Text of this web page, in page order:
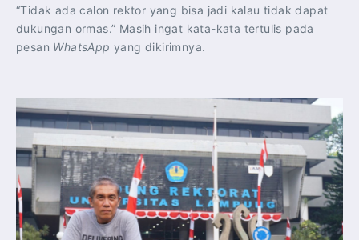
“Tidak ada calon rektor yang bisa jadi kalau tidak dapat
dukungan ormas.” Masih ingat kata-kata tertulis pada
pesan WhatsApp yang dikirimnya.